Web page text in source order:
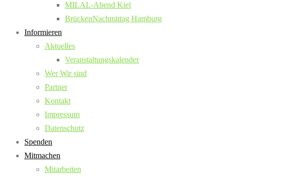
MILAL-Abend Kiel
BrückenNachmittag Hamburg
Informieren
Aktuelles
Veranstaltungskalender
Wer Wir sind
Partner
Kontakt
Impressum
Datenschutz
Spenden
Mitmachen
Mitarbeiten